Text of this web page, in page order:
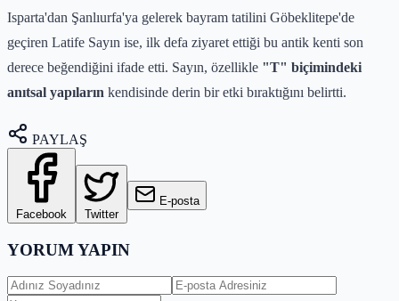
Isparta'dan Şanlıurfa'ya gelerek bayram tatilini Göbeklitepe'de
geçiren Latife Sayın ise, ilk defa ziyaret ettiği bu antik kenti son
derece beğendiğini ifade etti. Sayın, özellikle "T" biçimindeki
anıtsal yapıların kendisinde derin bir etki bıraktığını belirtti.
PAYLAŞ
Facebook Twitter
E-posta
YORUM YAPIN